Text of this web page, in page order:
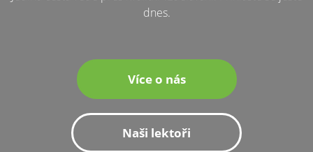
dnes.
Více o nás
Naši lektoři